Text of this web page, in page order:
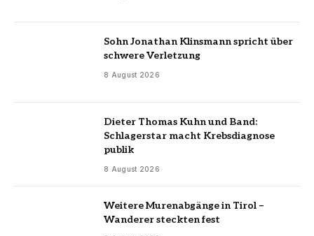
Sohn Jonathan Klinsmann spricht über
schwere Verletzung
8 August 2026
Dieter Thomas Kuhn und Band:
Schlagerstar macht Krebsdiagnose
publik
8 August 2026
Weitere Murenabgänge in Tirol –
Wanderer steckten fest